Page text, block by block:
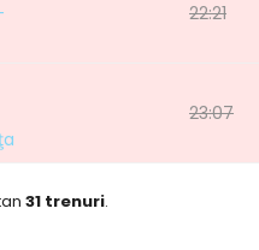
22:21
23:07
31 trenuri.